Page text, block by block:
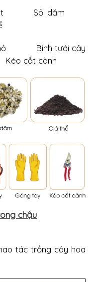
lót Sỏi dăm
Bình tưới cây
cắt cành
chậu
tác trồng cây hoa